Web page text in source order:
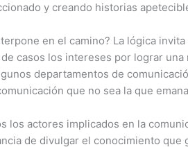
y creando historias
en el camino? La lógica
casos los intereses por lograr
departamentos de
que no sea la que
los actores implicados en la
de divulgar el conocimiento que